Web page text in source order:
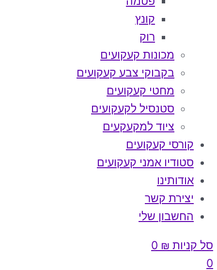
קונץ
רוק
מכונות קעקועים
בקבוקי צבע קעקועים
מחטי קעקועים
סטנסיל לקעקועים
ציוד למקעקעים
קורסי קעקועים
סטודיו אמני קעקועים
אודותינו
יצירת קשר
החשבון שלי
סל קניות ₪
0